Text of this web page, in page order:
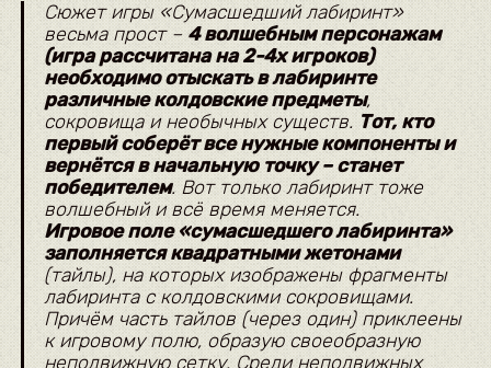
Сюжет игры «Сумасшедший лабиринт»
весьма прост – 4 волшебным персонажам
(игра рассчитана на 2-4х игроков)
необходимо отыскать в лабиринте
различные колдовские предметы,
сокровища и необычных существ. Тот, кто
первый соберёт все нужные компоненты и
вернётся в начальную точку – станет
победителем. Вот только лабиринт тоже
волшебный и всё время меняется.
Игровое поле «сумасшедшего лабиринта»
заполняется квадратными жетонами
(тайлы), на которых изображены фрагменты
лабиринта с колдовскими сокровищами.
Причём часть тайлов (через один) приклеены
к игровому полю, образую своеобразную
неподвижную сетку. Среди неподвижных